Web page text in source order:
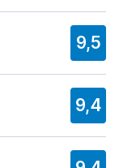
9,5
9,4